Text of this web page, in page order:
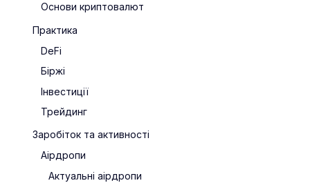
Основи криптовалют
Практика
DeFi
Біржі
Інвестиції
Трейдинг
Заробіток та активності
Аірдропи
Актуальні аірдропи